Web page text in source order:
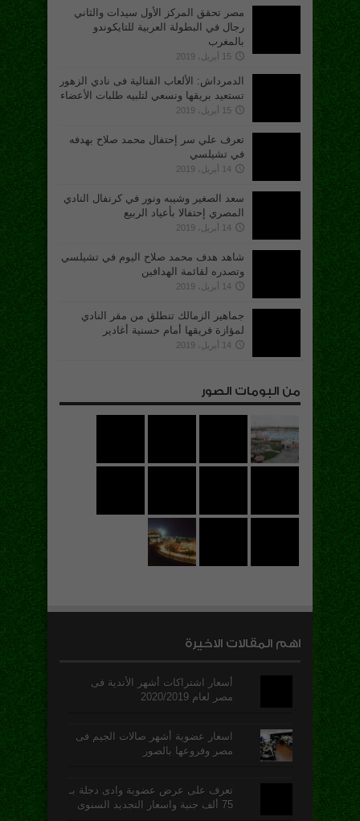
مصر تحقق المركز الأول سيدات والثاني
رجال في البطولة العربية للتايكوندو
بالمغرب
15 أبريل، 2019
الدمرداش: الألعاب القتالية فى نادي الزهور
تستعيد بريقها ونسعي لتلبيه طلبات الأعضاء
15 أبريل، 2019
تعرف علي سر إحتفال محمد صلاح بهدفه
في تشيلسي
14 أبريل، 2019
سعد الصغير وشيبه ونور في كرنفال النادي
المصري إحتفالا بأعياد الربيع
14 أبريل، 2019
شاهد هدف محمد صلاح اليوم في تشيلسي
وتصدره لقائمة الهدافين
14 أبريل، 2019
جماهير الزمالك تنطلق من مقر النادي
لمؤازة فريقها أمام حسنية أغادير
14 أبريل، 2019
من البومات الصور
اهم المقالات الاخيرة
أسعار اشتراكات أشهر الأندية فى
مصر لعام 2020/2019
اسعار عضوية أشهر صالات الجيم فى
مصر وفروعها بالصور
تعرف على عرض عضوية وادى دجلة بـ
75 ألف جنية واسعار التجديد السنوى